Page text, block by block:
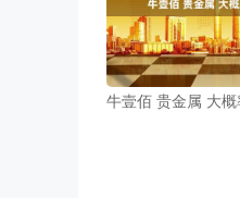
牛壹佰 贵金属 大